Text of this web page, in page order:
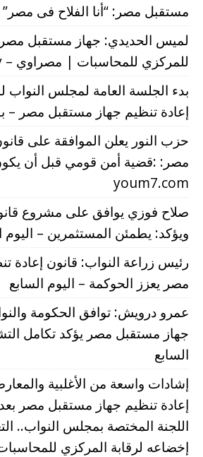
مستقبل مصر: “أنا الفلاح فى مصر”
لميس الحديدي: جهاز مستقبل
للمركزي للمحاسبات | مصراوي – Masrawy
بدء الجلسة العامة لمجلس النواب
إعادة تنظيم جهاز مستقبل مصر –
حزب النور يعلن الموافقة على
مصر: :قضية أمن قومي قبل أن
youm7.com
صلاح فوزي يوافق على مشروع
ويؤكد: يطمئن المستثمرين – اليوم
رئيس زراعة النواب: قانون إعادة
مصر يعزز الحوكمة – اليوم السابع
عمرو درويش: توافق الحكومة
جهاز مستقبل مصر يؤكد تكامل
السابع
إشادات واسعة من الأغلبية
إعادة تنظيم جهاز مستقبل مصر بعد
اللجنة المختصة بمجلس النواب..
إخضاعه لرقابة المركزي